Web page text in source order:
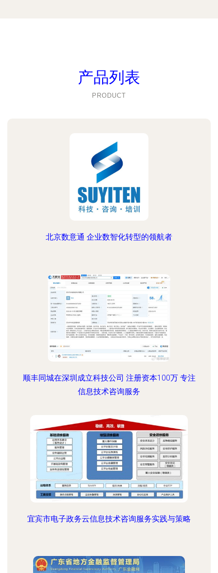
产品列表
PRODUCT
北京数意通 企业数智化转型的领航者
顺丰同城在深圳成立科技公司 注册资本100万 专注
信息技术咨询服务
宜宾市电子政务云信息技术咨询服务实践与策略